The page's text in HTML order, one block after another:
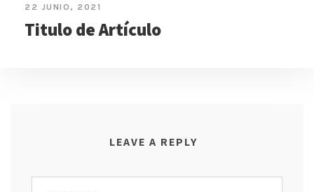
22 JUNIO, 2021
Titulo de Artículo
LEAVE A REPLY